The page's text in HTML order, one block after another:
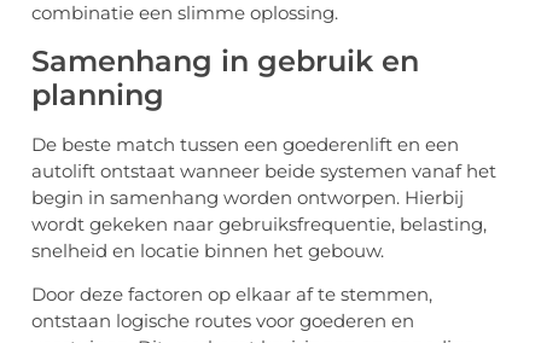
combinatie een slimme oplossing.
Samenhang in gebruik en
planning
De beste match tussen een goederenlift en een
autolift ontstaat wanneer beide systemen vanaf het
begin in samenhang worden ontworpen. Hierbij
wordt gekeken naar gebruiksfrequentie, belasting,
snelheid en locatie binnen het gebouw.
Door deze factoren op elkaar af te stemmen,
ontstaan logische routes voor goederen en